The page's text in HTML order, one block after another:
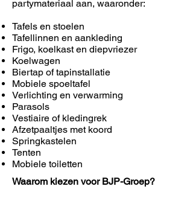
partymateriaal aan, waaronder:
Tafels en stoelen
Tafellinnen en aankleding
Frigo, koelkast en diepvriezer
Koelwagen
Biertap of tapinstallatie
Mobiele spoeltafel
Verlichting en verwarming
Parasols
Vestiaire of kledingrek
Afzetpaaltjes met koord
Springkastelen
Tenten
Mobiele toiletten
Waarom kiezen voor BJP-Groep?